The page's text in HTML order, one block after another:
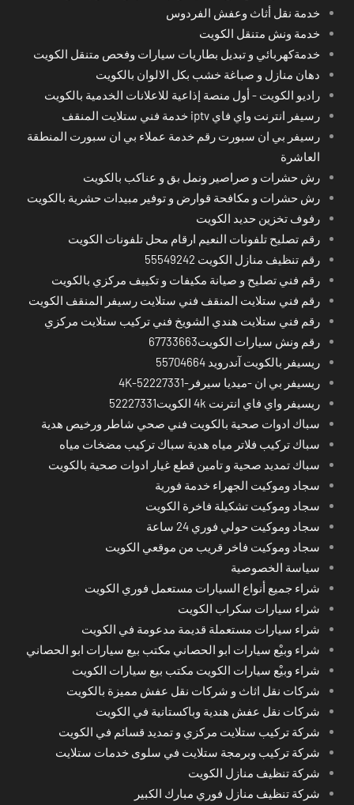
خدمة نقل أثاث وعفش الفردوس
خدمة ونش متنقل الكويت
خدمةكهربائي و تبديل بطاريات سيارات وفحص متنقل الكويت
دهان منازل و صباغة خشب بكل الالوان بالكويت
راديو الكويت - أول منصة إذاعية للاعلانات الخدمية بالكويت
رسيفر انترنت واي فاي iptv خدمة فني ستلايت المنقف
رسيفر بي ان سبورت رقم خدمة عملاء بي ان سبورت المنطقة
العاشرة
رش حشرات و صراصير ونمل بق و عناكب بالكويت
رش حشرات و مكافحة قوارض و توفير مبيدات حشرية بالكويت
رفوف تخزين حديد الكويت
رقم تصليح تلفونات النعيم ارقام محل تلفونات الكويت
رقم تنظيف منازل الكويت 55549242
رقم فني تصليح و صيانة مكيفات و تكييف مركزي بالكويت
رقم فني ستلايت المنقف فني ستلايت رسيفر المنقف الكويت
رقم فني ستلايت هندي الشويخ فني تركيب ستلايت مركزي
رقم ونش سيارات الكويت67733663
ريسيفر بالكويت آندرويد 55704664
ريسيفر بي ان -ميديا سيرفر-4K-52227331
ريسيفر واي فاي انترنت 4k الكويت52227331
سباك ادوات صحية بالكويت فني صحي شاطر ورخيص هدية
سباك تركيب فلاتر مياه هدية سباك تركيب مضخات مياه
سباك تمديد صحية و تامين قطع غيار ادوات صحية بالكويت
سجاد وموكيت الجهراء خدمة فورية
سجاد وموكيت تشكيلة فاخرة الكويت
سجاد وموكيت حولي فوري 24 ساعة
سجاد وموكيت فاخر قريب من موقعي الكويت
سياسة الخصوصية
شراء جميع أنواع السيارات مستعمل فوري الكويت
شراء سيارات سكراب الكويت
شراء سيارات مستعملة قديمة مدعومة في الكويت
شراء وبيْع سيارات ابو الحصاني مكتب بيع سيارات ابو الحصاني
شراء وبيْع سيارات الكويت مكتب بيع سيارات الكويت
شركات نقل اثاث و شركات نقل عفش مميزة بالكويت
شركات نقل عفش هندية وباكستانية في الكويت
شركة تركيب ستلايت مركزي و تمديد قسائم في الكويت
شركة تركيب وبرمجة ستلايت في سلوى خدمات ستلايت
شركة تنظيف منازل الكويت
شركة تنظيف منازل فوري مبارك الكبير